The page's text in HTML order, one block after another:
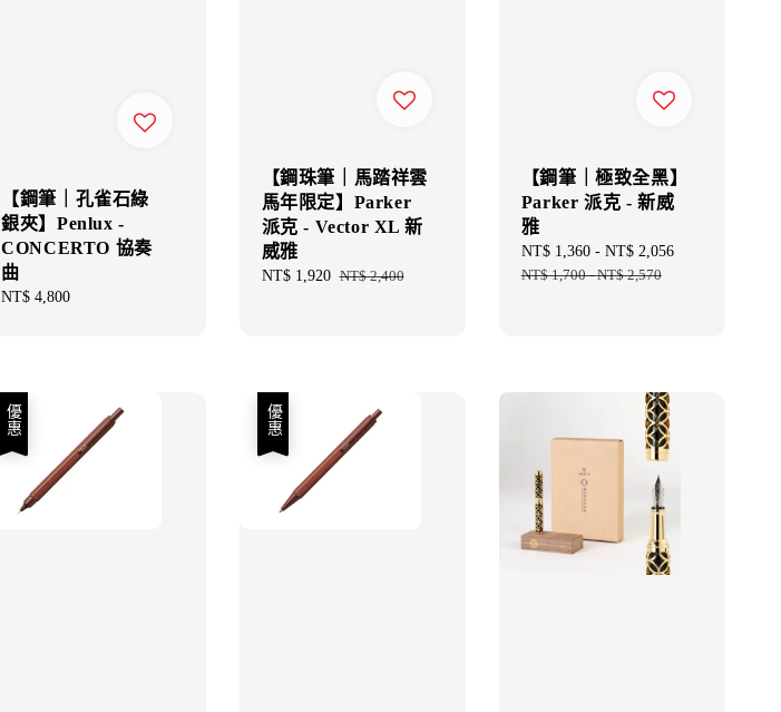
【鋼筆｜孔雀石綠
銀夾】Penlux -
CONCERTO 協奏
曲
Regular
NT$ 4,800
【鋼珠筆｜馬踏祥雲
馬年限定】Parker
派克 - Vector XL 新
威雅
Sale
NT$ 1,920 Regular
NT$ 2,400
【鋼筆｜極致全黑】
Parker 派克 - 新威
雅
Sale
price
NT$ 1,360- NT$ 2,056
NT$ 1,700-NT$ 2,570
優惠 優惠